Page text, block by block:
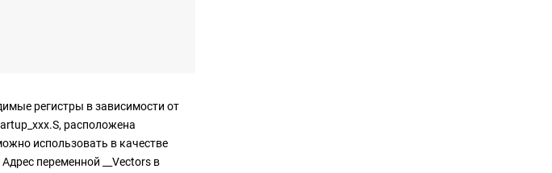
регистры в зависимости от
расположена
использовать в качестве
переменной __Vectors в